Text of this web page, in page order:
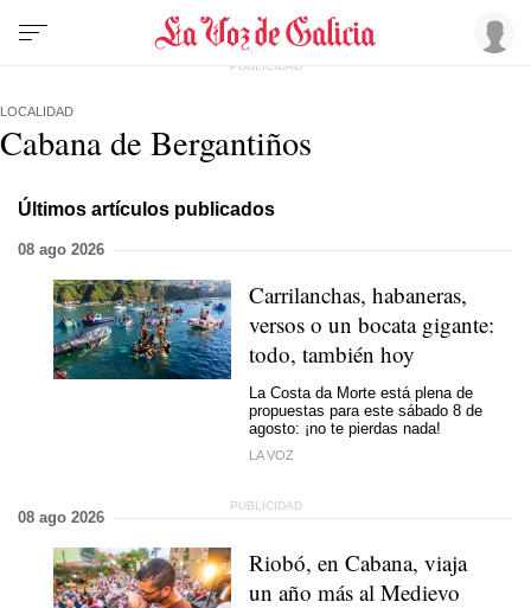
LOCALIDAD
Cabana de Bergantiños
Últimos artículos publicados
08 ago 2026
Carrilanchas, habaneras,
versos o un bocata gigante:
todo, también hoy
La Costa da Morte está plena de
propuestas para este sábado 8 de
agosto: ¡no te pierdas nada!
LA VOZ
08 ago 2026
Riobó, en Cabana, viaja
un año más al Medievo